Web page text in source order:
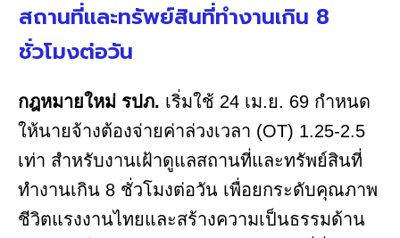
สถานที่และทรัพย์สินที่ทำงานเกิน 8
ชั่วโมงต่อวัน
กฎหมายใหม่ รปภ. เริ่มใช้ 24 เม.ย. 69 กำหนด
ให้นายจ้างต้องจ่ายค่าล่วงเวลา (OT) 1.25-2.5
เท่า สำหรับงานเฝ้าดูแลสถานที่และทรัพย์สินที่
ทำงานเกิน 8 ชั่วโมงต่อวัน เพื่อยกระดับคุณภาพ
ชีวิตแรงงานไทยและสร้างความเป็นธรรมด้าน